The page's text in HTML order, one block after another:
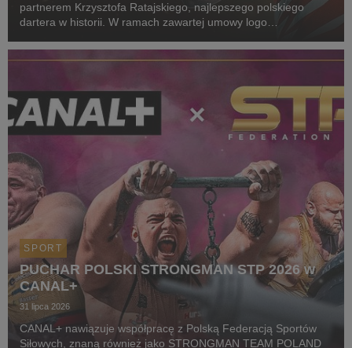
partnerem Krzysztofa Ratajskiego, najlepszego polskiego
dartera w historii. W ramach zawartej umowy logo
startowych naszego zawodnika podczas
SPORT
PUCHAR POLSKI STRONGMAN STP 2026 w
CANAL+
31 lipca 2026
CANAL+ nawiązuje współpracę z Polską Federacją Sportów
Siłowych, znaną również jako STRONGMAN TEAM POLAND